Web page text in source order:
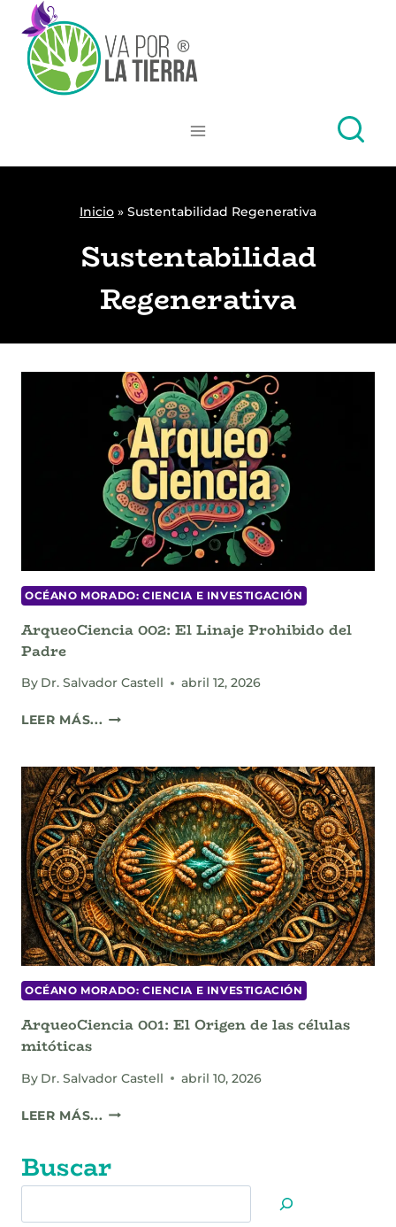
Skip
content
Inicio » Sustentabilidad Regenerativa
Sustentabilidad
Regenerativa
OCÉANO MORADO: CIENCIA E INVESTIGACIÓN
ArqueoCiencia 002: El Linaje Prohibido del
Padre
By Dr. Salvador Castell abril 12, 2026
LEER MÁS... ARQUEOCIENCIA
LINAJE
PROHIBIDO
DEL
PADRE
OCÉANO MORADO: CIENCIA E INVESTIGACIÓN
ArqueoCiencia 001: El Origen de las células
mitóticas
By Dr. Salvador Castell abril 10, 2026
LEER MÁS... ARQUEOCIENCIA
ORIGEN
DE
CÉLULAS
Buscar